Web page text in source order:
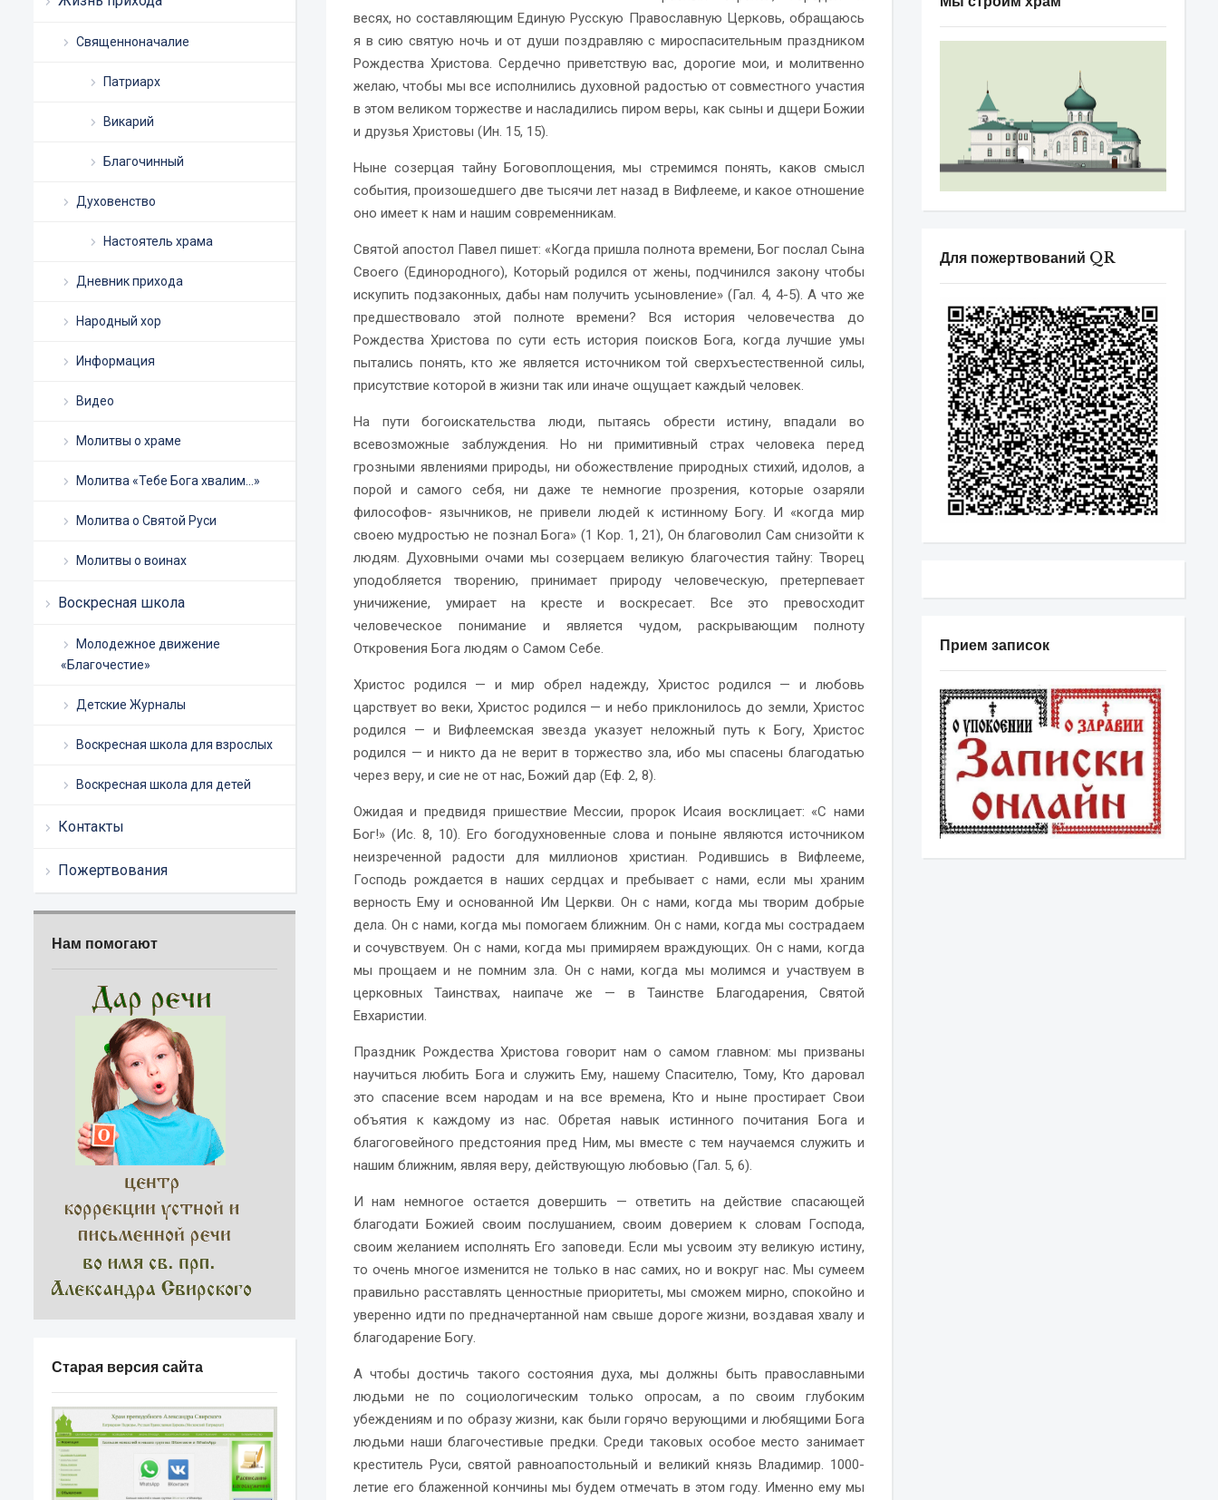
Священноначалие
Патриарх
Викарий
Благочинный
Духовенство
Настоятель храма
Дневник прихода
Народный хор
Информация
Видео
Молитвы о храме
Молитва «Тебе Бога хвалим…»
Молитва о Святой Руси
Молитвы о воинах
Воскресная школа
Молодежное движение
«Благочестие»
Детские Журналы
Воскресная школа для взрослых
Воскресная школа для детей
Контакты
Пожертвования
Нам помогают
Старая версия сайта
весях, но составляющим Единую Русскую Православную Церковь, обращаюсь
я в сию святую ночь и от души поздравляю с мироспасительным праздником
Рождества Христова. Сердечно приветствую вас, дорогие мои, и молитвенно
желаю, чтобы мы все исполнились духовной радостью от совместного участия
в этом великом торжестве и насладились пиром веры, как сыны и дщери Божии
и друзья Христовы (Ин. 15, 15).
Ныне созерцая тайну Боговоплощения, мы стремимся понять, каков смысл
события, произошедшего две тысячи лет назад в Вифлееме, и какое отношение
оно имеет к нам и нашим современникам.
Святой апостол Павел пишет: «Когда пришла полнота времени, Бог послал Сына
Своего (Единородного), Который родился от жены, подчинился закону чтобы
искупить подзаконных, дабы нам получить усыновление» (Гал. 4, 4-5). А что же
предшествовало этой полноте времени? Вся история человечества до
Рождества Христова по сути есть история поисков Бога, когда лучшие умы
пытались понять, кто же является источником той сверхъестественной силы,
присутствие которой в жизни так или иначе ощущает каждый человек.
На пути богоискательства люди, пытаясь обрести истину, впадали во
всевозможные заблуждения. Но ни примитивный страх человека перед
грозными явлениями природы, ни обожествление природных стихий, идолов, а
порой и самого себя, ни даже те немногие прозрения, которые озаряли
философов- язычников, не привели людей к истинному Богу. И «когда мир
своею мудростью не познал Бога» (1 Кор. 1, 21), Он благоволил Сам снизойти к
людям. Духовными очами мы созерцаем великую благочестия тайну: Творец
уподобляется творению, принимает природу человеческую, претерпевает
уничижение, умирает на кресте и воскресает. Все это превосходит
человеческое понимание и является чудом, раскрывающим полноту
Откровения Бога людям о Самом Себе.
Христос родился — и мир обрел надежду, Христос родился — и любовь
царствует во веки, Христос родился — и небо приклонилось до земли, Христос
родился — и Вифлеемская звезда указует неложный путь к Богу, Христос
родился — и никто да не верит в торжество зла, ибо мы спасены благодатью
через веру, и сие не от нас, Божий дар (Еф. 2, 8).
Ожидая и предвидя пришествие Мессии, пророк Исаия восклицает: «С нами
Бог!» (Ис. 8, 10). Его богодухновенные слова и поныне являются источником
неизреченной радости для миллионов христиан. Родившись в Вифлееме,
Господь рождается в наших сердцах и пребывает с нами, если мы храним
верность Ему и основанной Им Церкви. Он с нами, когда мы творим добрые
дела. Он с нами, когда мы помогаем ближним. Он с нами, когда мы сострадаем
и сочувствуем. Он с нами, когда мы примиряем враждующих. Он с нами, когда
мы прощаем и не помним зла. Он с нами, когда мы молимся и участвуем в
церковных Таинствах, наипаче же — в Таинстве Благодарения, Святой
Евхаристии.
Праздник Рождества Христова говорит нам о самом главном: мы призваны
научиться любить Бога и служить Ему, нашему Спасителю, Тому, Кто даровал
это спасение всем народам и на все времена, Кто и ныне простирает Свои
объятия к каждому из нас. Обретая навык истинного почитания Бога и
благоговейного предстояния пред Ним, мы вместе с тем научаемся служить и
нашим ближним, являя веру, действующую любовью (Гал. 5, 6).
И нам немногое остается довершить — ответить на действие спасающей
благодати Божией своим послушанием, своим доверием к словам Господа,
своим желанием исполнять Его заповеди. Если мы усвоим эту великую истину,
то очень многое изменится не только в нас самих, но и вокруг нас. Мы сумеем
правильно расставлять ценностные приоритеты, мы сможем мирно, спокойно и
уверенно идти по предначертанной нам свыше дороге жизни, воздавая хвалу и
благодарение Богу.
А чтобы достичь такого состояния духа, мы должны быть православными
людьми не по социологическим только опросам, а по своим глубоким
убеждениям и по образу жизни, как были горячо верующими и любящими Бога
людьми наши благочестивые предки. Среди таковых особое место занимает
креститель Руси, святой равноапостольный и великий князь Владимир. 1000-
летие его блаженной кончины мы будем отмечать в этом году. Именно ему мы
Для пожертвований QR
Прием записок